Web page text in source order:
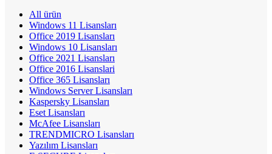
All ürün
Windows 11 Lisansları
Office 2019 Lisansları
Windows 10 Lisansları
Office 2021 Lisansları
Office 2016 Lisanslari
Office 365 Lisansları
Windows Server Lisansları
Kaspersky Lisansları
Eset Lisansları
McAfee Lisansları
TRENDMICRO Lisansları
Yazılım Lisansları